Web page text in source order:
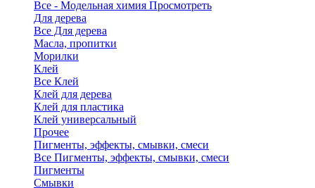
Все - Модельная химия Просмотреть
Для дерева
Все Для дерева
Масла, пропитки
Морилки
Клей
Все Клей
Клей для дерева
Клей для пластика
Клей универсальный
Прочее
Пигменты, эффекты, смывки, смеси
Все Пигменты, эффекты, смывки, смеси
Пигменты
Смывки